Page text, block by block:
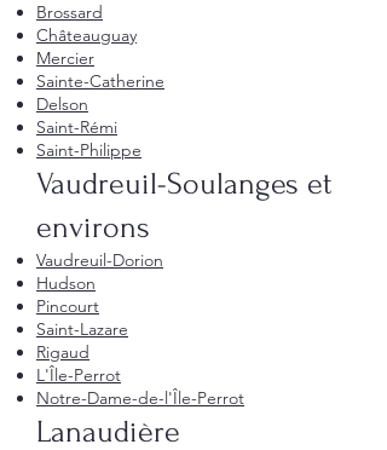
Brossard
Châteauguay
Mercier
Sainte-Catherine
Delson
Saint-Rémi
Saint-Philippe
Vaudreuil-Soulanges et
environs
Vaudreuil-Dorion
Hudson
Pincourt
Saint-Lazare
Rigaud
L'Île-Perrot
Notre-Dame-de-l'Île-Perrot
Lanaudière